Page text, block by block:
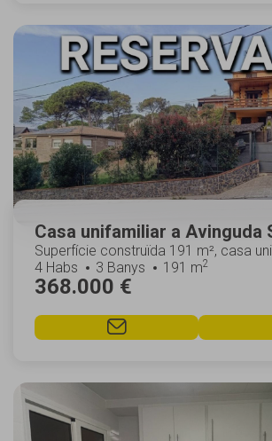
Casa unifamiliar a Avinguda
Superfície construïda 191 m², casa
solar 876 m², sup. útil 127 m², núm.
4 Habs 3 Banys 191 m2
368.000 €